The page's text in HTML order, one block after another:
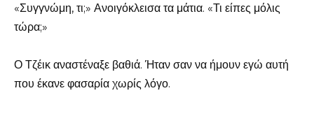
«Συγγνώμη, τι;» Ανοιγόκλεισα τα μάτια. «Τι είπες μόλις
τώρα;»
Ο Τζέικ αναστέναξε βαθιά. Ήταν σαν να ήμουν εγώ αυτή
που έκανε φασαρία χωρίς λόγο.